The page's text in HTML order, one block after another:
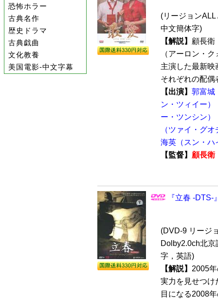
恐怖ホラー
古典名作
歴史ドラマ
古典戯曲
文化教養
美国電影-中文字幕
(リージョン
中文簡体字)
【解説】 顧長衛
（アーロン・
主演した最新
それぞれの配偶
【出演】 郭富城
ン・ツィイー）
ー・ツンシン）
（ツァイ・グ
海英（スン・ハ
【監督】 顧長衛
『立春 -
(DVD-9 リージ
Dolby2.0ch北
字，英語)
【解説】 2005
実力を見せつけ
目になる2008